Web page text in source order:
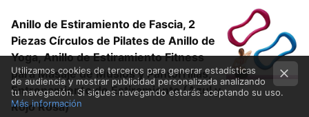
Anillo de Estiramiento de Fascia, 2
Piezas Círculos de Pilates de Anillo de
Yoga, Anillo de Estiramiento Fitness
para Masaje de Muslos y Pantorrillas,
Entrenamiento de Estiramiento (Azul y
Rojo Rosa)
Utilizamos cookies de terceros para generar estadísticas
de audiencia y mostrar publicidad personalizada analizando
tu navegación. Si sigues navegando estarás aceptando su uso.
Más información